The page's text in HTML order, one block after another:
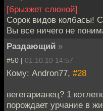
[брызжет слюной]
Сорок видов колбасы!
Вы все ничего не
Раздающий »
#50 | 01.10.10 14:57
Кому: Andron77, #28
вегетарианец? 1
порождает урчание в